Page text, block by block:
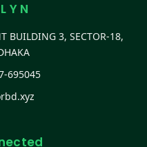
Y N
BUILDING 3, SECTOR-18,
695045